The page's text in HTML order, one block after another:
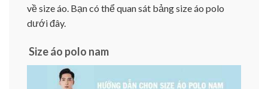
về size áo. Bạn có thể quan sát bảng size áo polo
dưới đây.
Size áo polo nam